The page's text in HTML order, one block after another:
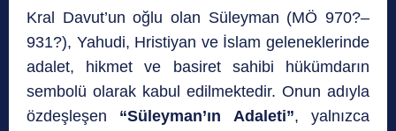
Kral Davut’un oğlu olan Süleyman (MÖ 970?–
931?), Yahudi, Hristiyan ve İslam geleneklerinde
adalet, hikmet ve basiret sahibi hükümdarın
sembolü olarak kabul edilmektedir. Onun adıyla
özdeşleşen “Süleyman’ın Adaleti”, yalnızca